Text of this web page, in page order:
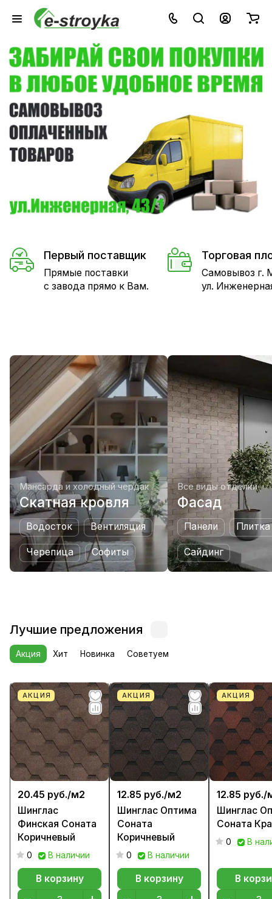
ЗАБИРАЙТЕ СВОИ ЗАКАЗЫ
В ЛЮБОЕ УДОБНОЕ ВРЕМЯ
САМОВЫВОЗ ОПЛАЧЕННЫХ
ТОВАРОВ
ПОДРОБНЕЕ ГДЕ ЗАБРАТЬ
Первый поставщик
Прямые поставки
с завода прямо к Вам.
Торговая
Самовывоз г.
ул.
Мансарда и холодный чердак
Скатная кровля
Водосток Вентиляция
Черепица Софиты
Все виды отделки
Фасад
Панели Плитка
Сайдинг
Лучшие предложения
Акция Хит Новинка Советуем
АКЦИЯ
20.45 руб./м2
Шинглас
Финская Соната
Коричневый
0 В наличии
В корзину
АКЦИЯ
12.85 руб./м2
Шинглас Оптима
Соната
Коричневый
0 В наличии
В корзину
АКЦИЯ
12.85 руб./
Шинглас
Соната
0 В
В